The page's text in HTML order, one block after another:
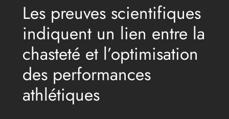
Les preuves scientifiques
indiquent un lien entre la
chasteté et l’optimisation
des performances
athlétiques